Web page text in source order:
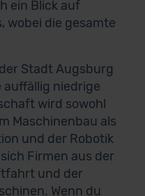
ein Blick auf
wobei die gesamte
Stadt Augsburg
niedrige
wird sowohl
Maschinenbau als
und der Robotik
Firmen aus der
und der
Wenn du